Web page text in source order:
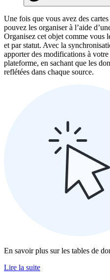
Une fois que vous avez des
pouvez les organiser à l’aide
Organisez cet objet comme vous
et par statut. Avec la
apporter des modifications à votre
plateforme, en sachant que les
reflétées dans chaque source.
En savoir plus sur les tables de
Lire la suite